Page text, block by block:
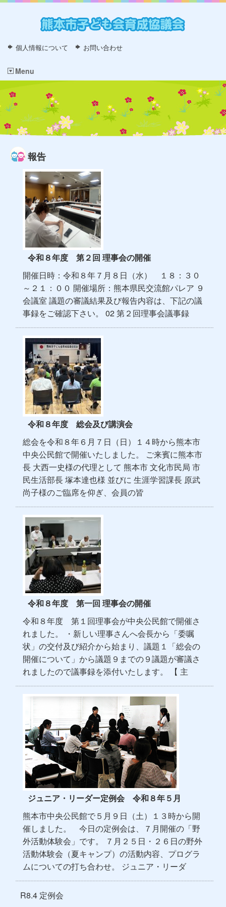
個人情報について お問い合わせ
Menu
報告
令和８年度 第２回 理事会の開催
開催日時：令和８年７月８日（水） １８：３０
～２１：００ 開催場所：熊本県民交流館パレア ９
会議室 議題の審議結果及び報告内容は、下記の議
事録をご確認下さい。 02 第２回理事会議事録
令和８年度 総会及び講演会
総会を令和８年６月７日（日）１４時から熊本市
中央公民館で開催いたしました。 ご来賓に熊本市
長 大西一史様の代理として 熊本市 文化市民局 市
民生活部長 塚本達也様 並びに 生涯学習課長 原武
尚子様のご臨席を仰ぎ、会員の皆
令和８年度 第一回 理事会の開催
令和８年度 第１回理事会が中央公民館で開催さ
れました。 ・新しい理事さんへ会長から「委嘱
状」の交付及び紹介から始まり、議題１「総会の
開催について」から議題９までの９議題が審議さ
れましたので議事録を添付いたします。 【 主
ジュニア・リーダー定例会 令和８年５月
熊本市中央公民館で５月９日（土）１３時から開
催しました。 今日の定例会は、７月開催の「野
外活動体験会」です。 ７月２５日・２６日の野外
活動体験会（夏キャンプ）の活動内容、プログラ
ムについての打ち合わせ。 ジュニア・リーダ
R8.4 定例会